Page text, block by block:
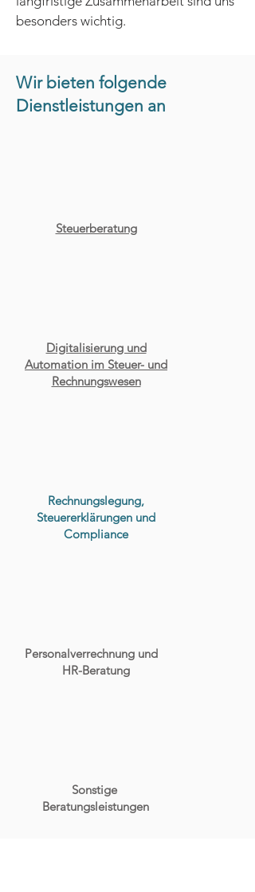
besonders wichtig.
Wir bieten folgende
Dienstleistungen an
Steuerberatung
Digitalisierung und
Automation im Steuer- und
Rechnungswesen
Rechnungslegung,
Steuererklärungen und
Compliance
Personalverrechnung und
HR-Beratung
Sonstige
Beratungsleistungen